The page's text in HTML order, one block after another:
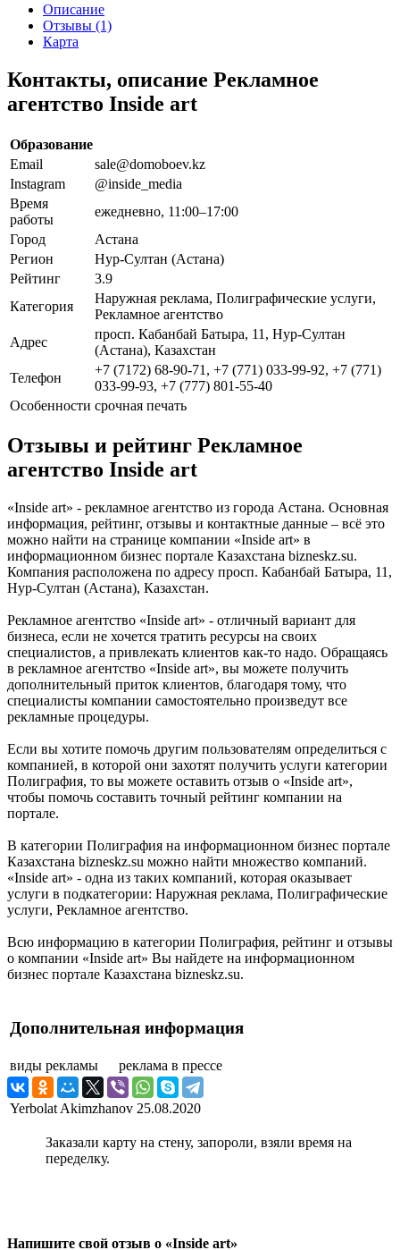
Описание
Отзывы (1)
Карта
Контакты, описание Рекламное
агентство Inside art
Образование
Email
sale@domoboev.kz
Instagram
@inside_media
Время
работы
ежедневно, 11:00–17:00
Город
Астана
Регион
Нур-Султан (Астана)
Рейтинг
3.9
Категория
Наружная реклама, Полиграфические услуги,
Рекламное агентство
Адрес
просп. Кабанбай Батыра, 11, Нур-Султан
(Астана), Казахстан
Телефон
+7 (7172) 68-90-71, +7 (771) 033-99-92, +7 (771)
033-99-93, +7 (777) 801-55-40
Особенности срочная печать
Отзывы и рейтинг Рекламное
агентство Inside art
«Inside art» - рекламное агентство из города Астана. Основная
информация, рейтинг, отзывы и контактные данные – всё это
можно найти на странице компании «Inside art» в
информационном бизнес портале Казахстана bizneskz.su.
Компания расположена по адресу просп. Кабанбай Батыра, 11,
Нур-Султан (Астана), Казахстан.
Рекламное агентство «Inside art» - отличный вариант для
бизнеса, если не хочется тратить ресурсы на своих
специалистов, а привлекать клиентов как-то надо. Обращаясь
в рекламное агентство «Inside art», вы можете получить
дополнительный приток клиентов, благодаря тому, что
специалисты компании самостоятельно произведут все
рекламные процедуры.
Если вы хотите помочь другим пользователям определиться с
компанией, в которой они захотят получить услуги категории
Полиграфия, то вы можете оставить отзыв о «Inside art»,
чтобы помочь составить точный рейтинг компании на
портале.
В категории Полиграфия на информационном бизнес портале
Казахстана bizneskz.su можно найти множество компаний.
«Inside art» - одна из таких компаний, которая оказывает
услуги в подкатегории: Наружная реклама, Полиграфические
услуги, Рекламное агентство.
Всю информацию в категории Полиграфия, рейтинг и отзывы
о компании «Inside art» Вы найдете на информационном
бизнес портале Казахстана bizneskz.su.
Дополнительная информация
виды рекламы реклама в прессе
Yerbolat Akimzhanov 25.08.2020
Заказали карту на стену, запороли, взяли время на
переделку.
Напишите свой отзыв о «Inside art»